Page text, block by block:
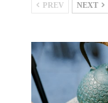
PREV NEXT